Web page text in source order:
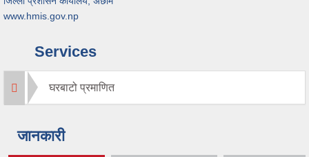
www.hmis.gov.np
Services
घरबाटो प्रमाणित
जानकारी